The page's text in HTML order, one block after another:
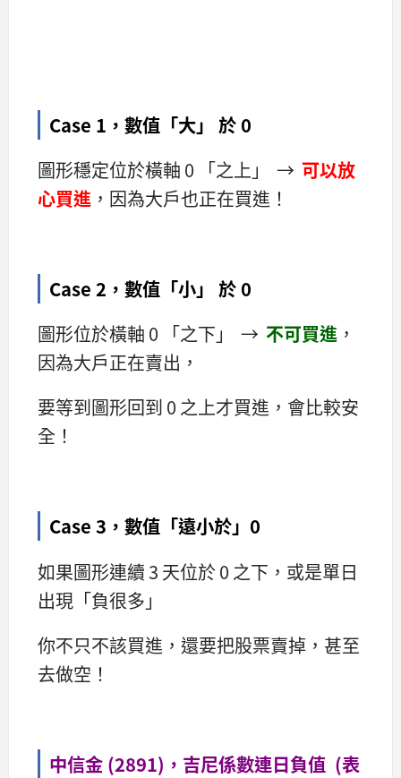
Case 1，數值「大」 於 0
圖形穩定位於橫軸 0 「之上」 → 可以放
心買進 ，因為大戶也正在買進！
Case 2，數值「小」 於 0
圖形位於橫軸 0 「之下」 → 不可買進 ，
因為大戶正在賣出，
要等到圖形回到 0 之上才買進，會比較安
全！
Case 3，數值「遠小於」0
如果圖形連續 3 天位於 0 之下，或是單日
出現「負很多」
你不只不該買進，還要把股票賣掉，甚至
去做空！
中信金 (2891)，吉尼係數連日負值 (表